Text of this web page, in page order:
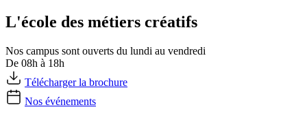
L'école des métiers créatifs
Nos campus sont ouverts du lundi au vendredi
De 08h à 18h
Télécharger la brochure
Nos événements